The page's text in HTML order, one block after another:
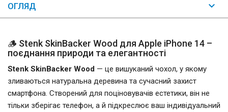
ОГЛЯД
🪵 Stenk SkinBacker Wood для Apple iPhone 14 –
поєднання природи та елегантності
Stenk SkinBacker Wood — це вишуканий чохол, у якому
зливаються натуральна деревина та сучасний захист
смартфона. Створений для поціновувачів естетики, він не
тільки зберігає телефон, а й підкреслює ваш індивідуальний